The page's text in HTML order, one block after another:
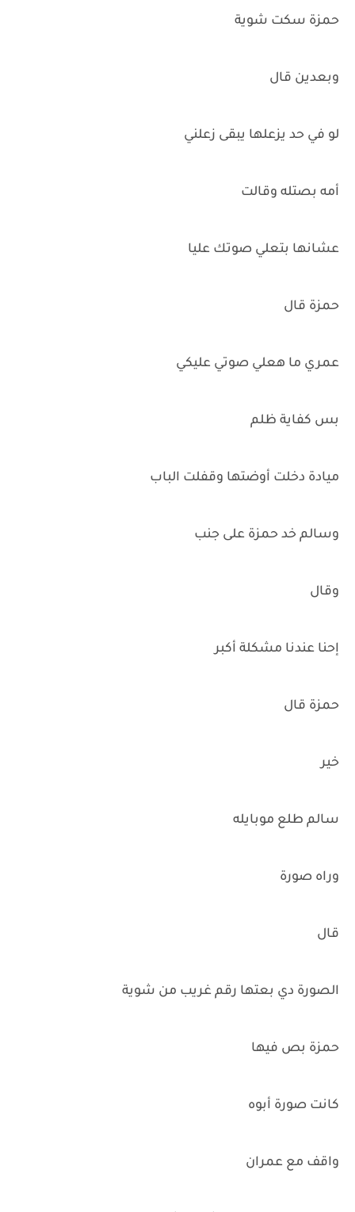
حمزة سكت شوية
وبعدين قال
لو في حد يزعلها يبقى زعلني
أمه بصتله وقالت
عشانها بتعلي صوتك عليا
حمزة قال
عمري ما هعلي صوتي عليكي
بس كفاية ظلم
ميادة دخلت أوضتها وقفلت الباب
وسالم خد حمزة على جنب
وقال
إحنا عندنا مشكلة أكبر
حمزة قال
خير
سالم طلع موبايله
وراه صورة
قال
الصورة دي بعتها رقم غريب من شوية
حمزة بص فيها
كانت صورة أبوه
واقف مع عمران